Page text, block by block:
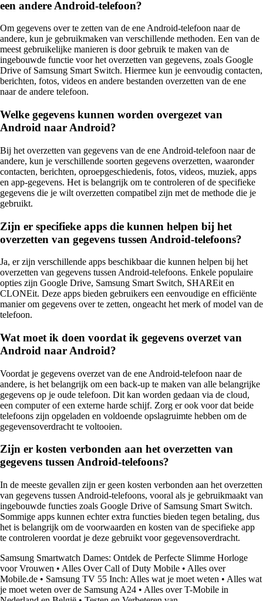
een andere Android-telefoon?
Om gegevens over te zetten van de ene Android-telefoon naar de
andere, kun je gebruikmaken van verschillende methoden. Een van de
meest gebruikelijke manieren is door gebruik te maken van de
ingebouwde functie voor het overzetten van gegevens, zoals Google
Drive of Samsung Smart Switch. Hiermee kun je eenvoudig contacten,
berichten, fotos, videos en andere bestanden overzetten van de ene
naar de andere telefoon.
Welke gegevens kunnen worden overgezet van
Android naar Android?
Bij het overzetten van gegevens van de ene Android-telefoon naar de
andere, kun je verschillende soorten gegevens overzetten, waaronder
contacten, berichten, oproepgeschiedenis, fotos, videos, muziek, apps
en app-gegevens. Het is belangrijk om te controleren of de specifieke
gegevens die je wilt overzetten compatibel zijn met de methode die je
gebruikt.
Zijn er specifieke apps die kunnen helpen bij het
overzetten van gegevens tussen Android-telefoons?
Ja, er zijn verschillende apps beschikbaar die kunnen helpen bij het
overzetten van gegevens tussen Android-telefoons. Enkele populaire
opties zijn Google Drive, Samsung Smart Switch, SHAREit en
CLONEit. Deze apps bieden gebruikers een eenvoudige en efficiënte
manier om gegevens over te zetten, ongeacht het merk of model van de
telefoon.
Wat moet ik doen voordat ik gegevens overzet van
Android naar Android?
Voordat je gegevens overzet van de ene Android-telefoon naar de
andere, is het belangrijk om een back-up te maken van alle belangrijke
gegevens op je oude telefoon. Dit kan worden gedaan via de cloud,
een computer of een externe harde schijf. Zorg er ook voor dat beide
telefoons zijn opgeladen en voldoende opslagruimte hebben om de
gegevensoverdracht te voltooien.
Zijn er kosten verbonden aan het overzetten van
gegevens tussen Android-telefoons?
In de meeste gevallen zijn er geen kosten verbonden aan het overzetten
van gegevens tussen Android-telefoons, vooral als je gebruikmaakt van
ingebouwde functies zoals Google Drive of Samsung Smart Switch.
Sommige apps kunnen echter extra functies bieden tegen betaling, dus
het is belangrijk om de voorwaarden en kosten van de specifieke app
te controleren voordat je deze gebruikt voor gegevensoverdracht.
Samsung Smartwatch Dames: Ontdek de Perfecte Slimme Horloge
voor Vrouwen • Alles Over Call of Duty Mobile • Alles over
Mobile.de • Samsung TV 55 Inch: Alles wat je moet weten • Alles wat
je moet weten over de Samsung A24 • Alles over T-Mobile in